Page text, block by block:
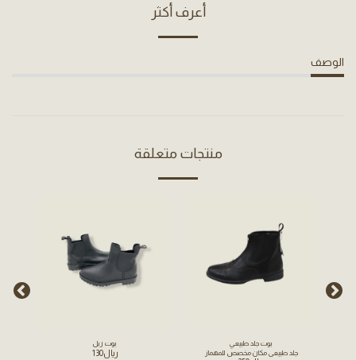
أعرف أكثر
الوصف
منتجات متعلقة
بوت جلد طبيعي
جلد طبيعي مكان مخصص للمهماز
بوت ربل
﷼130